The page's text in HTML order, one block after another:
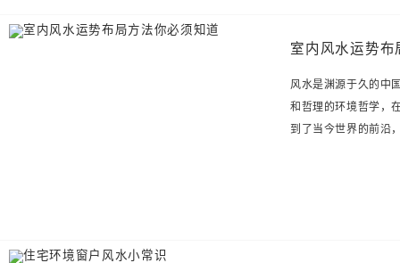
室内风水运势
风水是渊源于久的中
和哲理的环境哲学，
到了当今世界的前沿